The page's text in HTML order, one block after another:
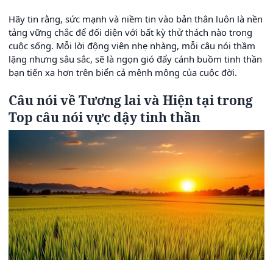
Hãy tin rằng, sức mạnh và niềm tin vào bản thân luôn là nền
tảng vững chắc để đối diện với bất kỳ thử thách nào trong
cuộc sống. Mỗi lời động viên nhẹ nhàng, mỗi câu nói thầm
lặng nhưng sâu sắc, sẽ là ngọn gió đẩy cánh buồm tinh thần
bạn tiến xa hơn trên biển cả mênh mông của cuộc đời.
Câu nói về Tương lai và Hiện tại trong
Top câu nói vực dậy tinh thần